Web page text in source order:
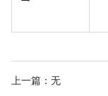
上一篇：无